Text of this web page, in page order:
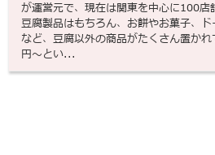
が運営元で、現在は関東を中心に100店
豆腐製品はもちろん、お餅やお菓子、
など、豆腐以外の商品がたくさん置か
円～とい...